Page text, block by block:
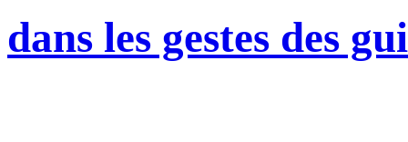
dans les gestes des